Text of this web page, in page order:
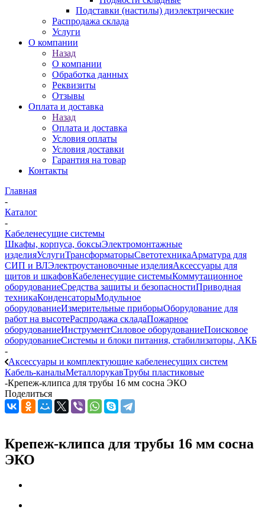
Подставки (настилы) диэлектрические
Распродажа склада
Услуги
О компании
Назад
О компании
Обработка данных
Реквизиты
Отзывы
Оплата и доставка
Назад
Оплата и доставка
Условия оплаты
Условия доставки
Гарантия на товар
Контакты
Главная
-
Каталог
-
Кабеленесущие системы
Шкафы, корпуса, боксыЭлектромонтажные
изделияУслугиТрансформаторыСветотехникаАрматура для
СИП и ВЛЭлектроустановочные изделияАксессуары для
щитов и шкафовКабеленесущие системыКоммутационное
оборудованиеСредства защиты и безопасностиПриводная
техникаКонденсаторыМодульное
оборудованиеИзмерительные приборыОборудование для
работ на высотеРаспродажа складаПожарное
оборудованиеИнструментСиловое оборудованиеПоисковое
оборудованиеСистемы и блоки питания, стабилизаторы, АКБ
-
Аксессуары и комплектующие кабеленесущих систем
Кабель-каналыМеталлорукавТрубы пластиковые
-Крепеж-клипса для трубы 16 мм сосна ЭКО
Поделиться
Крепеж-клипса для трубы 16 мм сосна
ЭКО